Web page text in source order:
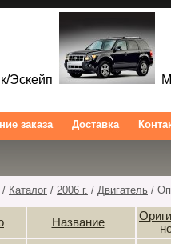
Эскейп
заказа Доставка
/ Каталог / 2006 г. / Двигатель /
Название